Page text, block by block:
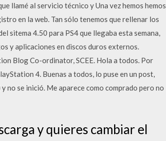
llamé al servicio técnico y Una vez hemos hemos
en la web. Tan sólo tenemos que rellenar los
sitema 4.50 para PS4 que llegaba esta semana,
y aplicaciones en discos duros externos.
Blog Co-ordinator, SCEE. Hola a todos. Por
4. Buenas a todos, lo puse en un post,
no se inició. Me aparece como comprado pero no
y quieres cambiar el